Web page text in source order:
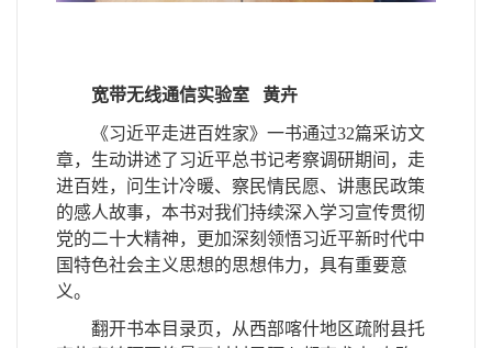
宽带无线通信实验室 黄卉
《习近平走进百姓家》一书通过32篇采访文
章，生动讲述了习近平总书记考察调研期间， 走
进百姓，问生计冷暖、察民情民愿、讲惠民政策
的感人故事，本书对我们持续深入学习宣传贯彻
党的二十大精神，更加深刻领悟习近平新时代中
国特色社会主义思想的思想伟力，具有重要意
义。
翻开书本目录页，从西部喀什地区疏附县托